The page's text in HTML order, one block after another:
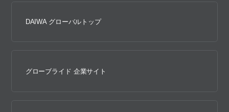
DAIWA グローバルトップ
グローブライド 企業サイト